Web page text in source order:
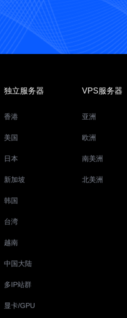
独立服务器
香港
美国
日本
新加坡
韩国
台湾
越南
中国大陆
多IP站群
显卡/GPU
VPS服务器
亚洲
欧洲
南美洲
北美洲